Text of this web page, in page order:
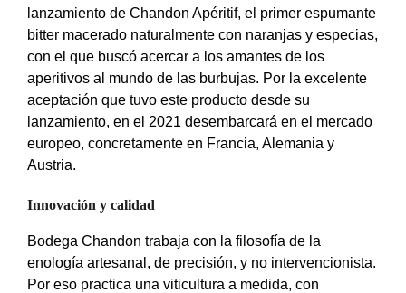
lanzamiento de Chandon Apéritif, el primer espumante
bitter macerado naturalmente con naranjas y especias,
con el que buscó acercar a los amantes de los
aperitivos al mundo de las burbujas. Por la excelente
aceptación que tuvo este producto desde su
lanzamiento, en el 2021 desembarcará en el mercado
europeo, concretamente en Francia, Alemania y
Austria.
Innovación y calidad
Bodega Chandon trabaja con la filosofía de la
enología artesanal, de precisión, y no intervencionista.
Por eso practica una viticultura a medida, con